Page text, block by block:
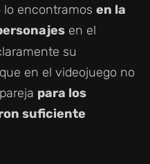
lo encontramos en la
en el
su
en el videojuego no
para los
suficiente